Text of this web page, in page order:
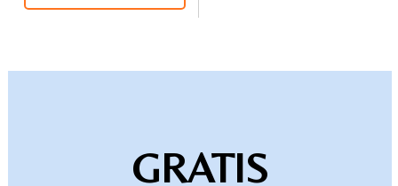
GRATIS